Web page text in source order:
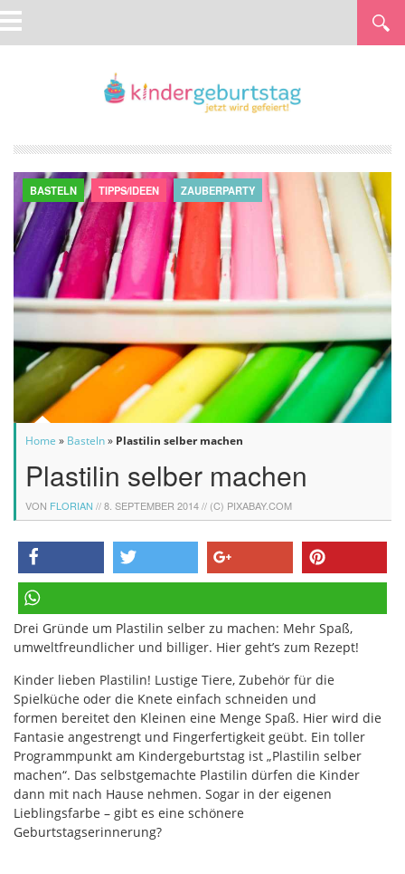
BASTELN TIPPS/IDEEN ZAUBERPARTY
Home » Basteln» Plastilin selber machen
Plastilin selber machen
VON FLORIAN //8. SEPTEMBER 2014// (C) PIXABAY.COM
teilen
teilen
Drei Gründe um Plastilin selber zu machen: Mehr Spaß,
umweltfreundlicher und billiger. Hier geht’s zum Rezept!
Kinder lieben Plastilin! Lustige Tiere, Zubehör für die
Spielküche oder die Knete einfach schneiden und
formen bereitet den Kleinen eine Menge Spaß. Hier wird die
Fantasie angestrengt und Fingerfertigkeit geübt. Ein toller
Programmpunkt am Kindergeburtstag ist „Plastilin selber
machen“. Das selbstgemachte Plastilin dürfen die Kinder
dann mit nach Hause nehmen. Sogar in der eigenen
Lieblingsfarbe – gibt es eine schönere
Geburtstagserinnerung?